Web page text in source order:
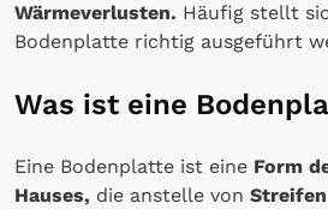
Wärmeverlusten. Häufig stellt
Bodenplatte richtig ausgeführt
Was ist eine
Eine Bodenplatte ist eine Form
Hauses, die anstelle von